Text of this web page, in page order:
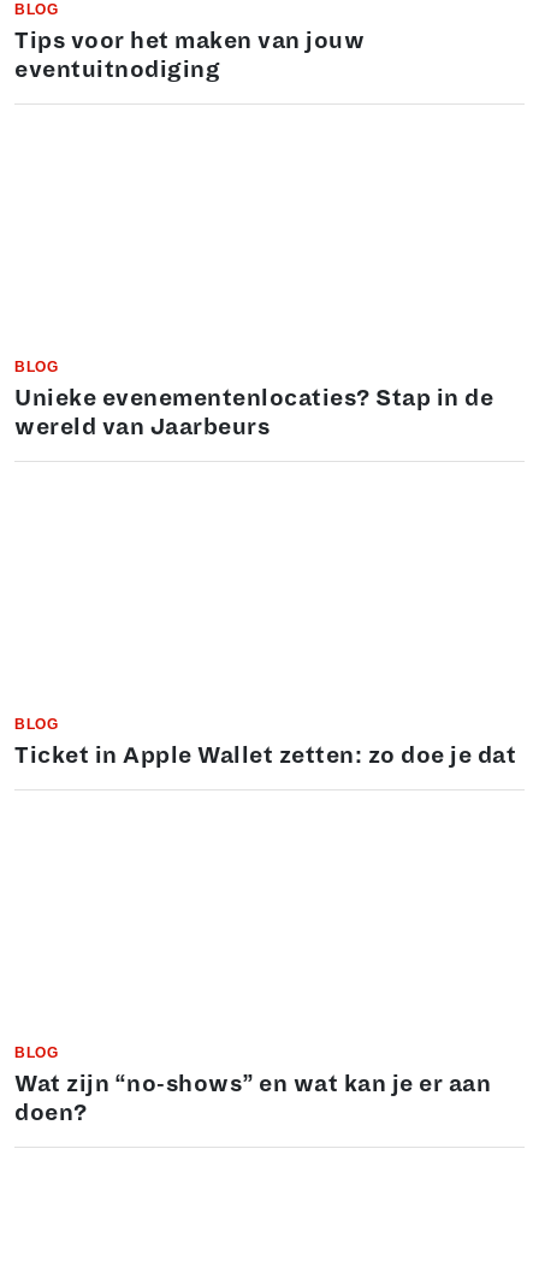
BLOG
Tips voor het maken van jouw
eventuitnodiging
BLOG
Unieke evenementenlocaties? Stap in de
wereld van Jaarbeurs
BLOG
Ticket in Apple Wallet zetten: zo doe je dat
BLOG
Wat zijn “no-shows” en wat kan je er aan
doen?